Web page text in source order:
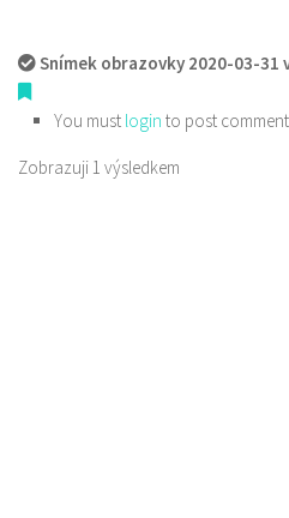
Snímek obrazovky 2020-03-31
You must login to post
Zobrazuji 1 výsledkem